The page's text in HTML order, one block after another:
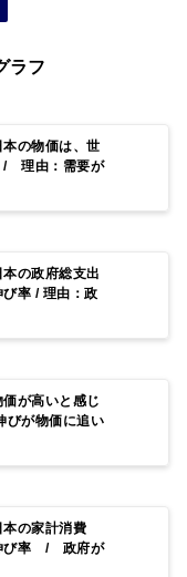
ラフ
本の物価は、世
/ 理由：需要が
本の政府総支出
率 / 理由：政
ったため
価が高いと感じ
が物価に追い
本の家計消費
び率 / 政府が
費税を上げ続